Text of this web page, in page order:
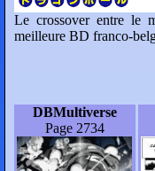
Le crossover entre le
meilleure BD franco-
DBMultiverse
Page 2734